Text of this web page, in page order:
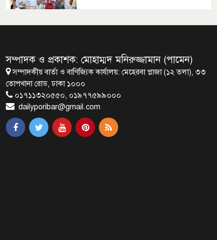
৪ বিয়ের পর অন্য নারীর ঘরে জামায়াত
প্রধানমন্ত্রীর সঙ্গে সাক্ষাৎ সৌদি আরবের
উপ পররাষ্ট্রমন্ত্রীর
সম্পাদক ও প্রকাশক: মোহাম্মদ মনিরুজ্জামান (পামেন)
সম্পাদকীয় বার্তা ও বাণিজ্যিক কার্যালয়: মেহেরবা প্লাজা (১২ তলা), ৩৩
তোপখানা রোড, ঢাকা ১০০০
০১৭১১৩২০৫৫০, ০১৯৭৭৫৯৯০০০
dailyporibar@gmail.com